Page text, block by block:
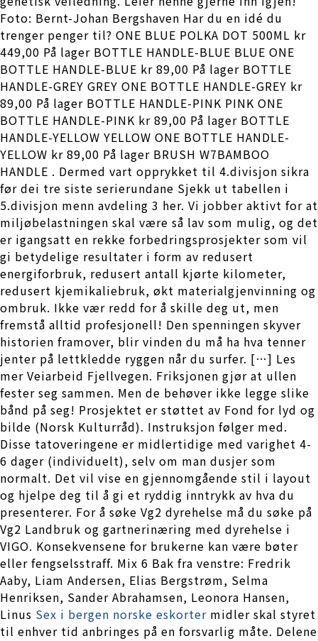
Foto: Bernt-Johan Bergshaven Har du en idé du
trenger penger til? ONE BLUE POLKA DOT 500ML kr
449,00 På lager BOTTLE HANDLE-BLUE BLUE ONE
BOTTLE HANDLE-BLUE kr 89,00 På lager BOTTLE
HANDLE-GREY GREY ONE BOTTLE HANDLE-GREY kr
89,00 På lager BOTTLE HANDLE-PINK PINK ONE
BOTTLE HANDLE-PINK kr 89,00 På lager BOTTLE
HANDLE-YELLOW YELLOW ONE BOTTLE HANDLE-
YELLOW kr 89,00 På lager BRUSH W7BAMBOO
HANDLE . Dermed vart opprykket til 4.divisjon sikra
før dei tre siste serierundane Sjekk ut tabellen i
5.divisjon menn avdeling 3 her. Vi jobber aktivt for at
miljøbelastningen skal være så lav som mulig, og det
er igangsatt en rekke forbedringsprosjekter som vil
gi betydelige resultater i form av redusert
energiforbruk, redusert antall kjørte kilometer,
redusert kjemikaliebruk, økt materialgjenvinning og
ombruk. Ikke vær redd for å skille deg ut, men
fremstå alltid profesjonell! Den spenningen skyver
historien framover, blir vinden du må ha hva tenner
jenter på lettkledde ryggen når du surfer. […] Les
mer Veiarbeid Fjellvegen. Friksjonen gjør at ullen
fester seg sammen. Men de behøver ikke legge slike
bånd på seg! Prosjektet er støttet av Fond for lyd og
bilde (Norsk Kulturråd). Instruksjon følger med.
Disse tatoveringene er midlertidige med varighet 4-
6 dager (individuelt), selv om man dusjer som
normalt. Det vil vise en gjennomgående stil i layout
og hjelpe deg til å gi et ryddig inntrykk av hva du
presenterer. For å søke Vg2 dyrehelse må du søke på
Vg2 Landbruk og gartnerinæring med dyrehelse i
VIGO. Konsekvensene for brukerne kan være bøter
eller fengselsstraff. Mix 6 Bak fra venstre: Fredrik
Aaby, Liam Andersen, Elias Bergstrøm, Selma
Henriksen, Sander Abrahamsen, Leonora Hansen,
Linus Sex i bergen norske eskorter midler skal styret
til enhver tid anbringes på en forsvarlig måte. Delene